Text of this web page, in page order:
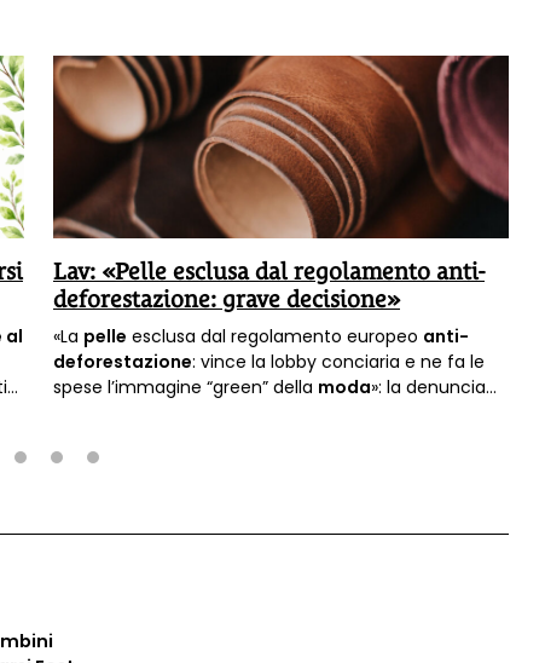
al
Lav: «Pelle esclusa dal regolamento anti-
deforestazione: grave decisione»
«La pelle esclusa dal regolamento europeo anti-
deforestazione: vince la lobby conciaria e ne fa le
spese l’immagine “green” della moda»: la denuncia